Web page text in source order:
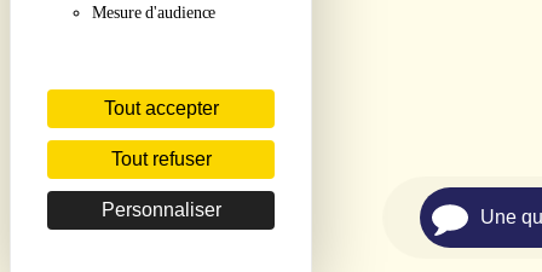
Mesure d'audience
Tout accepter
Tout refuser
Personnaliser Une